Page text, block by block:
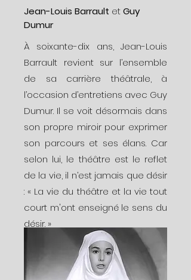
Jean-Louis Barrault etGuy
Dumur
À soixante-dix ans, Jean-Louis
Barrault revient sur l’ensemble
de sa carrière théâtrale, à
l’occasion d’entretiens avec Guy
Dumur. Il se voit désormais dans
son propre miroir pour exprimer
son parcours et ses élans. Car
selon lui, le théâtre est le reflet
de la vie, il n’est jamais que désir
: « La vie du théâtre et la vie tout
court m'ont enseigné le sens du
désir. »